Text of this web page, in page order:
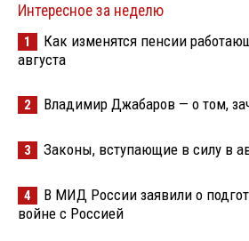
Интересное за неделю
1
Как изменятся пенсии
августа
2 Владимир Джабаров — о том,
3 Законы, вступающие в силу в
4
В МИД России заявили о
войне с Россией